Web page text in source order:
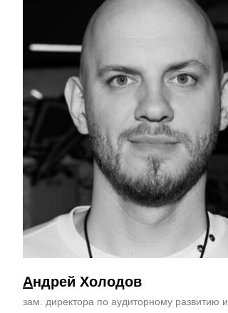
Андрей Холодов
зам. директора по аудиторному развитию и